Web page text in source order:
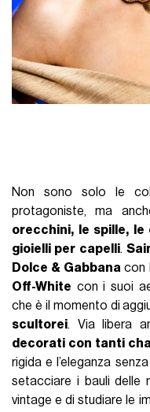
Non sono solo le
protagoniste, ma
orecchini, le spille, le
gioielli per capelli.
Dolce & Gabbana con
Off-White con i suoi
che è il momento di
scultorei. Via libera
decorati con tanti
rigida e l’eleganza
setacciare i bauli delle
vintage e di studiare le